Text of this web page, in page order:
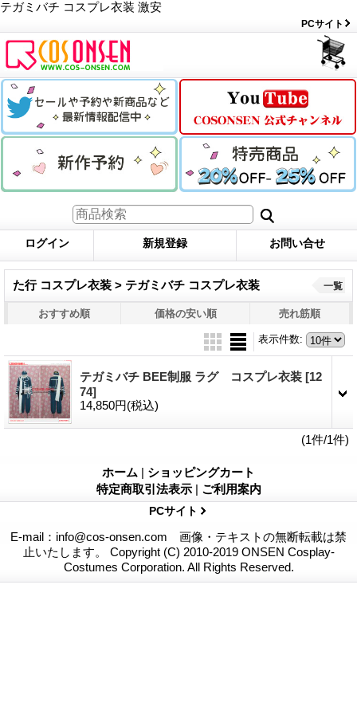
テガミバチ コスプレ衣装 激安
PCサイト
ログイン 新規登録 お問い合せ
た行 コスプレ衣装 > テガミバチ コスプレ衣装 一覧
おすすめ順 価格の安い順 売れ筋順
表示件数:
テガミバチ BEE制服 ラグ コスプレ衣装 [12
74]
14,850円(税込)
(1件/1件)
ホーム | ショッピングカート
特定商取引法表示 | ご利用案内
PCサイト
E-mail：info@cos-onsen.com 画像・テキストの無断転載は禁
止いたします。 Copyright (C) 2010-2019 ONSEN Cosplay-
Costumes Corporation. All Rights Reserved.